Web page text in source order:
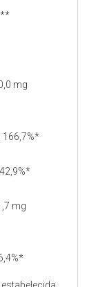
mg
166,7%*
mg